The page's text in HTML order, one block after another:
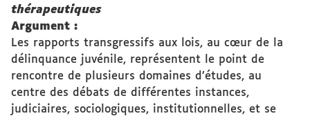
thérapeutiques
Argument :
Les rapports transgressifs aux lois, au cœur de la
délinquance juvénile, représentent le point de
rencontre de plusieurs domaines d’études, au
centre des débats de différentes instances,
judiciaires, sociologiques, institutionnelles, et se